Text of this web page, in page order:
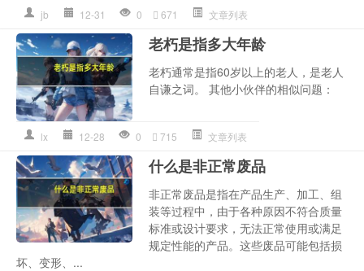
jb 12-31 0 671 文章列表
老朽是指多大年龄
老朽通常是指60岁以上的老人，是老人
自谦之词。 其他小伙伴的相似问题：
lx 12-28 0 715 文章列表
什么是非正常废品
非正常废品是指在产品生产、加工、组
装等过程中，由于各种原因不符合质量
标准或设计要求，无法正常使用或满足
规定性能的产品。这些废品可能包括损
坏、变形、...